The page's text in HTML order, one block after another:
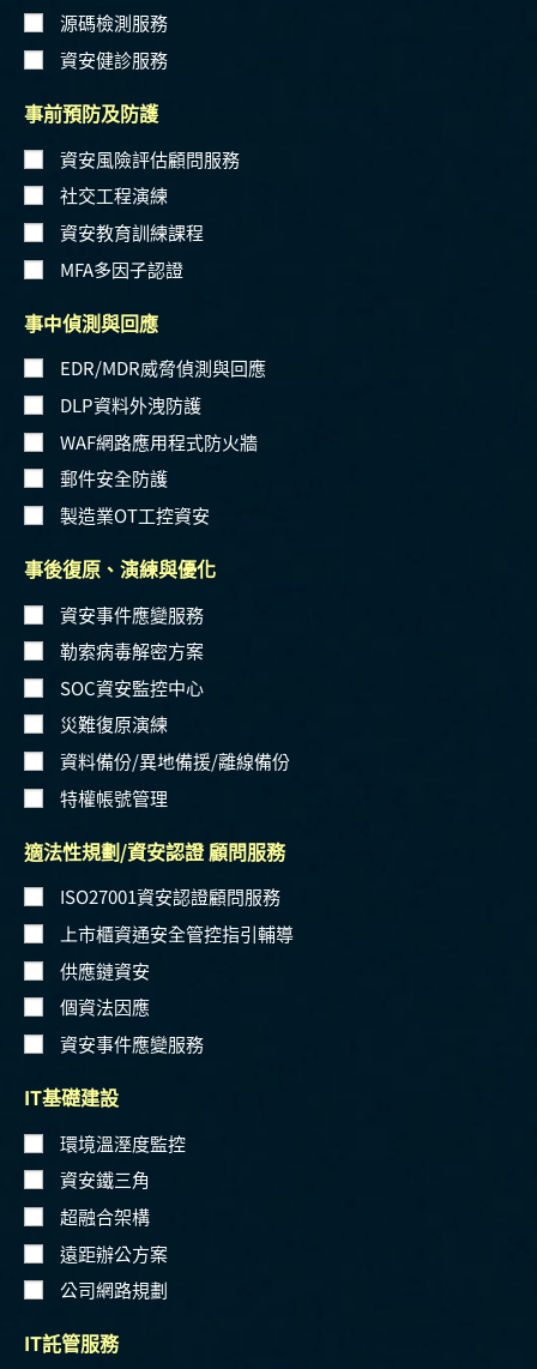
源碼檢測服務
資安健診服務
事前預防及防護
資安風險評估顧問服務
社交工程演練
資安教育訓練課程
MFA多因子認證
事中偵測與回應
EDR/MDR威脅偵測與回應
DLP資料外洩防護
WAF網路應用程式防火牆
郵件安全防護
製造業OT工控資安
事後復原、演練與優化
資安事件應變服務
勒索病毒解密方案
SOC資安監控中心
災難復原演練
資料備份/異地備援/離線備份
特權帳號管理
適法性規劃/資安認證 顧問服務
ISO27001資安認證顧問服務
上市櫃資通安全管控指引輔導
供應鏈資安
個資法因應
資安事件應變服務
IT基礎建設
環境溫溼度監控
資安鐵三角
超融合架構
遠距辦公方案
公司網路規劃
IT託管服務